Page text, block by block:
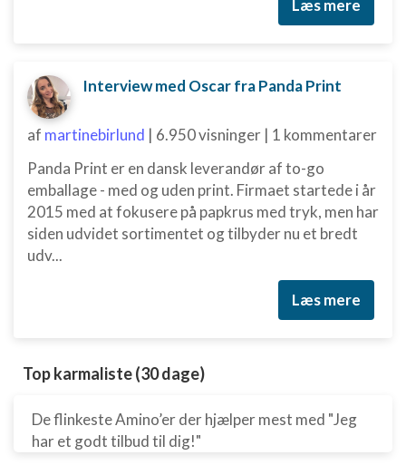
Læs mere
Interview med Oscar fra Panda Print
af martinebirlund | 6.950 visninger | 1 kommentarer
Panda Print er en dansk leverandør af to-go
emballage - med og uden print. Firmaet startede i år
2015 med at fokusere på papkrus med tryk, men har
siden udvidet sortimentet og tilbyder nu et bredt
udv...
Læs mere
Top karmaliste (30 dage)
De flinkeste Amino’er der hjælper mest med "Jeg
har et godt tilbud til dig!"